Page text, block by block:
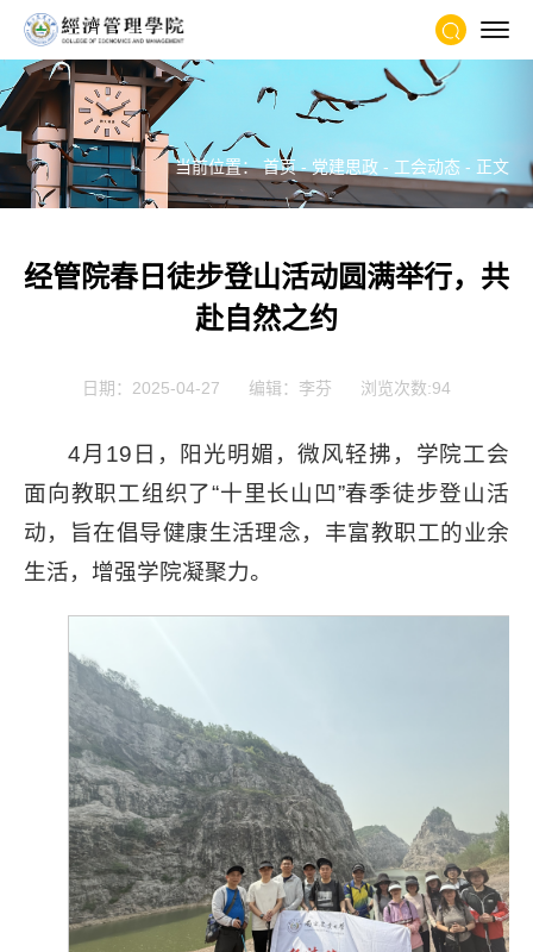
当前位置：首页- 党建思政 - 工会动态 - 正文
经管院春日徒步登山活动圆满举行，共
赴自然之约
日期：2025-04-27 编辑：李芬 浏览次数:94
4月19日，阳光明媚，微风轻拂，学院工会
面向教职工组织了“十里长山凹”春季徒步登山活
动，旨在倡导健康生活理念，丰富教职工的业余
生活，增强学院凝聚力。